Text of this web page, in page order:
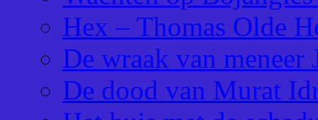
Hex – Thomas Olde
De wraak van meneer
De dood van Murat